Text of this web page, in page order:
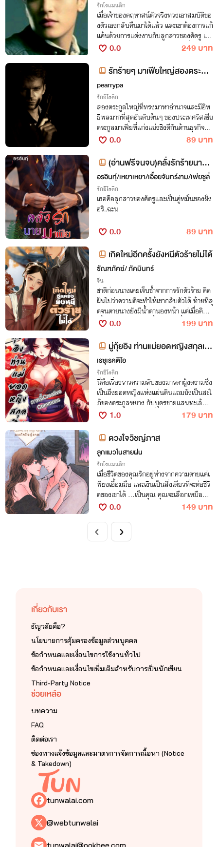
รักโรแมนติก
เมื่อเจ้าของคฤหาสน์ตัวจริงทวงเอาสมบัติขอ
งตัวเองกลับคืนมาได้แล้ว และเขาต้องการแก้
แค้นด้วยการแต่งงานกับลูกสาวของศัตรู เขา
จะทำทุกอย่างให้เธอเสียใจ และคนที่จะต้องเ
0.0
249 บาท
รักร้ายๆ มาเฟียใหญ่สองตระกูล
(NC25+)
pearrypa
รักอีโรติก
สองตระกูลใหญ่ที่ทรงมาหาอำนาจและมีอิท
ธิพลมากที่สุดอันดับต้นๆ ของประเทศรัสเซีย
ตระกูลมาเฟียที่แก่งแย่งชิงดีกันด้านธุรกิจมา
เกือบ 50 ปี ค่อยตัดแข่งตัดขาเข่นฆ่ากันมาอ
รั้ง เมื่อ ‘อเล็กซ่า อีวา คาเนสัน’ กลับมาเพื่อ
สืบทอดอำนาจทั้งหมดของตระกูลต่อจากผู้เป็
นลุง แต่ความเครียดแค้นของปีศาจร้ายอย่าง
‘โดมินิค วาดิม ไซนาเซีย’ ที่มีมายาวนานพร้อ
มจะขย้ำศักดิ์ศรีความเป็นคนของเธอให้แหล
กคามือ แต่ทว่าความเกลียดชังได้สลายหายไ
0.0
89 บาท
(อ่านฟรีจนจบ)คลั่งรักร้ายนายม
าเฟีย(NC25+++)จบแล้วต
อรอินทุ์/เหยาเหยา/เอื้อยจันทร์งาม/เพ่ยซูลี่
รักอีโรติก
เธอคือลูกสาวของศัตรูและเป็นคู่หมั้นของฝั่ง
อริ..ฉะน
0.0
89 บาท
เกิดใหม่อีกครั้งยังหนีตัวร้ายไม่ได้
ฃัณฑภัฅฆ์/ ภัคมินทร์
จีน
ชาติก่อนนางเคยเจ็บช้ำจากการรักตัวร้าย คิด
ฝันไปว่าความดีจะทำให้เขากลับตัวได้ ท้ายที่สุ
ดจนตายนางยังมีน้ำตานองหน้า แต่เมื่อคิดล
ะทิ้งหัวใจโง่งมในชาตินี้ ตัวร้ายผู้นั้นกลับทำทุ
0.0
199 บาท
มู่กุ้ยอิง ท่านแม่ยอดหญิงสกุลเสี
ยว…
เรซุเรคติโอ
รักอีโรติก
นี่คือเรื่องราวความลับของมารดาผู้งดงามซึ่ง
เป็นถึงยอดหญิงแห่งแผ่นดินแถมยังเป็นสะใ
ภ้ของตระกูลหยาง กับบุตรชายแสนทะเล้นข
องนางจนก่อเกิดเป็นเรื่องราวความรักต้องห้
รู้
1.0
179 บาท
ดวงใจวิชญ์ภาส
ลูกแมวในสายฝน
รักโรแมนติก
เมื่อชีวิตของคุณรักอยู่ห่างจากความตายแค่เ
พียงเอื้อมมือ และเงินเป็นสิ่งเดียวที่จะต่อชีวิ
ตของเขาได้ ...เป็นคุณ คุณจะเลือกเหมือนที่
ฉันเลือกไหม...
0.0 149 บาท
เกี่ยวกับเรา
ธัญวลัยคือ?
นโยบายการคุ้มครองข้อมูลส่วนบุคคล
ข้อกำหนดและเงื่อนไขการใช้งานทั่วไป
ข้อกำหนดและเงื่อนไขเพิ่มเติมสำหรับการเป็นนักเขียน
Third-Party Notice
ช่วยเหลือ
บทความ
FAQ
ติดต่อเรา
ช่องทางแจ้งข้อมูลและมาตรการจัดการเนื้อหา (Notice
& Takedown)
tunwalai.com
@webtunwalai
tunwalai@ookbee.com